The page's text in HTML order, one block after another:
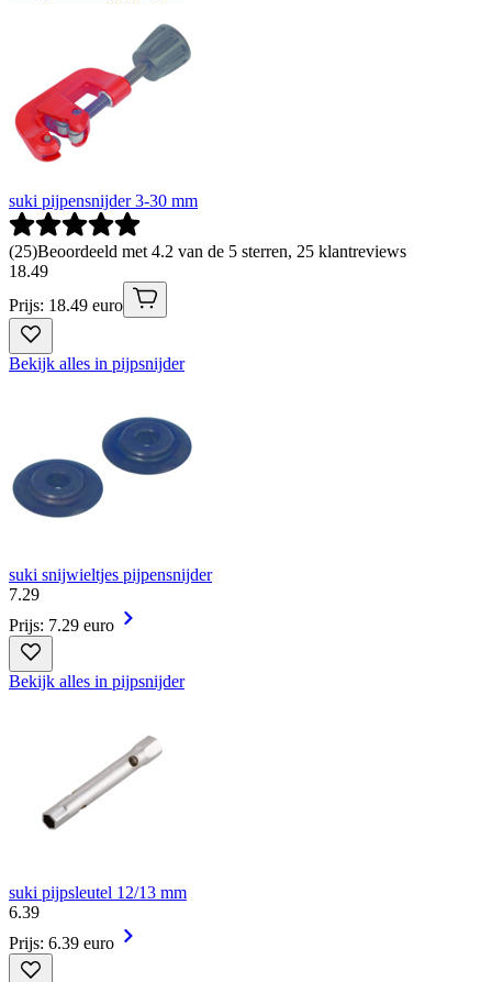
suki pijpensnijder 3-30 mm
(25)Beoordeeld met 4.2 van de 5 sterren, 25 klantreviews
18.49
Prijs: 18.49 euro
Bekijk alles in pijpsnijder
suki snijwieltjes pijpensnijder
7.29
Prijs: 7.29 euro
Bekijk alles in pijpsnijder
suki pijpsleutel 12/13 mm
6.39
Prijs: 6.39 euro